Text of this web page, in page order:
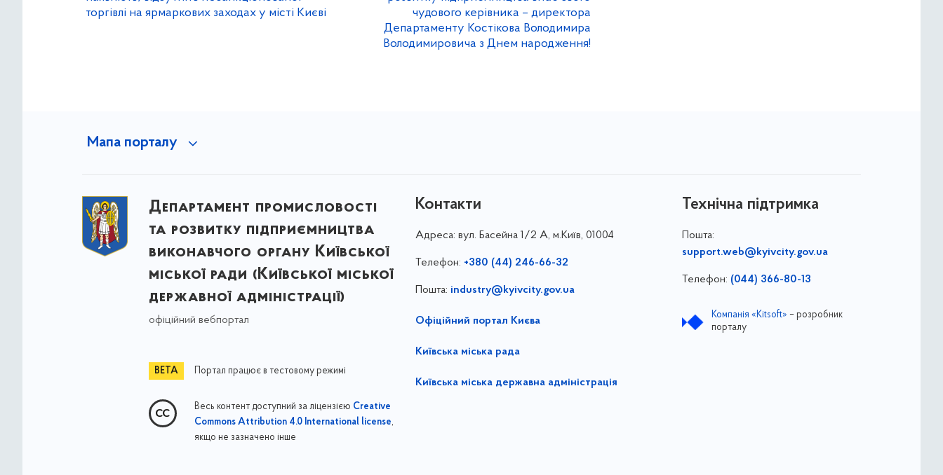
торгівлі на ярмаркових заходах у місті Києві
чудового керівника – директора
Департаменту Костікова Володимира
Володимировича з Днем народження!
Мапа порталу
Департамент промисловості
та розвитку підприємництва
виконавчого органу Київської
міської ради (Київської міської
державної адміністрації)
офіційний вебпортал
Портал працює в тестовому режимі
Весь контент доступний за ліцензією Creative
Commons Attribution 4.0 International license,
якщо не зазначено інше
Контакти
Адреса: вул. Басейна 1/⁠2 А, м.Київ, 01004
Телефон: +380 (44) 246-66-32
Пошта: industry@kyivcity.gov.ua
Офіційний портал Києва
Київська міська рада
Київська міська державна адміністрація
Технічна підтримка
Пошта:
support.web@kyivcity.gov.ua
Телефон: (044) 366-80-13
Компанія «Kitsoft» – розробник
порталу